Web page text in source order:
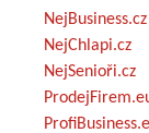
NejBusiness.cz
NejChlapi.cz
NejSenioři.cz